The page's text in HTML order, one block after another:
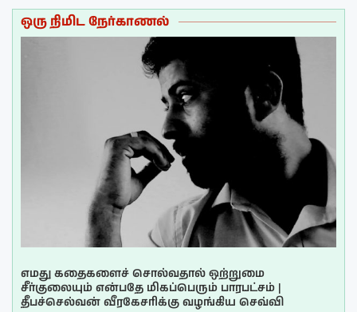
ஒரு நிமிட நேர்காணல்
எமது கதைகளைச் சொல்வதால் ஒற்றுமை
சீர்குலையும் என்பதே மிகப்பெரும் பாரபட்சம் |
தீபச்செல்வன் வீரகேசரிக்கு வழங்கிய செவ்வி